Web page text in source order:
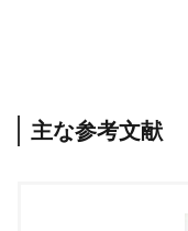
主な参考文献